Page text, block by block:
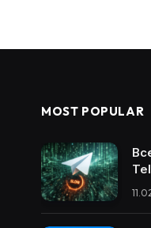
MOST POPULAR